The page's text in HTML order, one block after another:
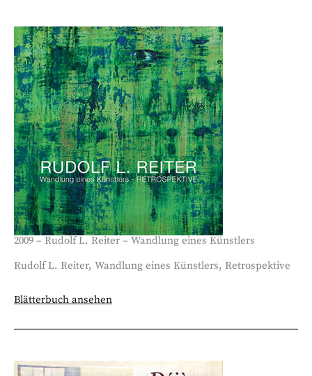
2009 – Rudolf L. Reiter – Wandlung eines Künstlers
Rudolf L. Reiter, Wandlung eines Künstlers, Retrospektive
Blätterbuch ansehen